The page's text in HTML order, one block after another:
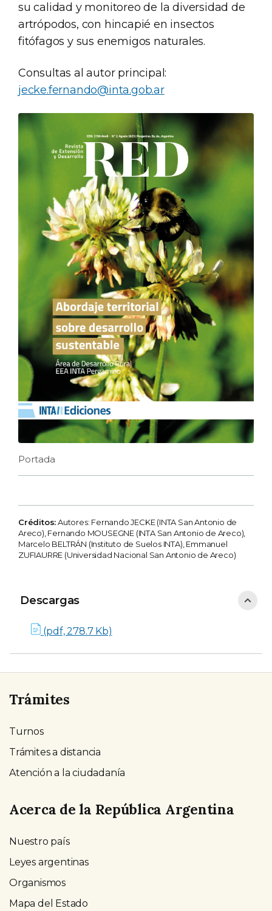
su calidad y monitoreo de la diversidad de
artrópodos, con hincapié en insectos
fitófagos y sus enemigos naturales.
Consultas al autor principal:
jecke.fernando@inta.gob.ar
Portada
Créditos:Autores: Fernando JECKE (INTA San Antonio de
Areco), Fernando MOUSEGNE (INTA San Antonio de Areco),
Marcelo BELTRÁN (Instituto de Suelos INTA), Emmanuel
ZUFIAURRE (Universidad Nacional San Antonio de Areco)
Descargas
Descargas
(pdf, 278.7 Kb)
Trámites
Turnos
Trámites a distancia
Atención a la ciudadanía
Acerca de la República Argentina
Nuestro país
Leyes argentinas
Organismos
Mapa del Estado